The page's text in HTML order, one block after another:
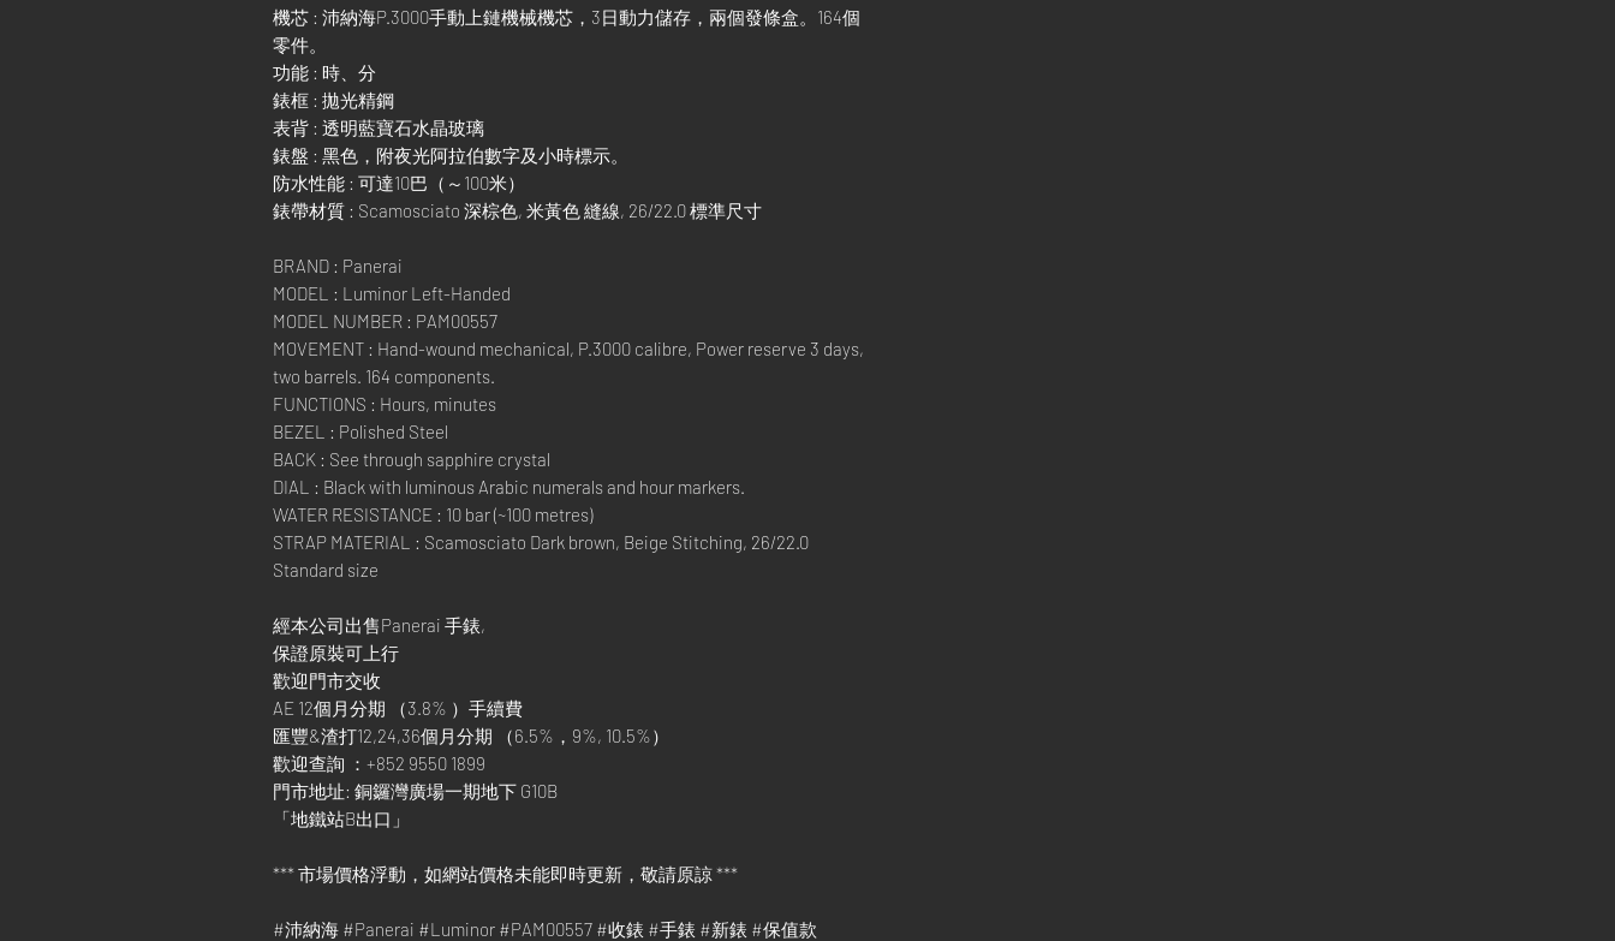
機芯 : 沛納海P.3000手動上鏈機械機芯，3日動力儲存，兩個發條盒。164個
零件。
功能 : 時、分
錶框 : 拋光精鋼
表背 : 透明藍寶石水晶玻璃
錶盤 : 黑色，附夜光阿拉伯數字及小時標示。
防水性能 : 可達10巴（～100米）
錶帶材質 : Scamosciato 深棕色, 米黃色 縫線, 26/22.0 標準尺寸
BRAND : Panerai
MODEL : Luminor Left-Handed
MODEL NUMBER : PAM00557
MOVEMENT : Hand-wound mechanical, P.3000 calibre, Power reserve 3 days,
two barrels. 164 components.
FUNCTIONS : Hours, minutes
BEZEL : Polished Steel
BACK : See through sapphire crystal
DIAL : Black with luminous Arabic numerals and hour markers.
WATER RESISTANCE : 10 bar (~100 metres)
STRAP MATERIAL : Scamosciato Dark brown, Beige Stitching, 26/22.0
Standard size
經本公司出售Panerai 手錶,
保證原裝可上行
歡迎門市交收
AE 12個月分期 （3.8% ）手續費
匯豐&渣打12,24,36個月分期 （6.5%，9%, 10.5%）
歡迎查詢 ：+852 9550 1899
門市地址: 銅鑼灣廣場一期地下 G10B
「地鐵站B出口」
*** 市場價格浮動，如網站價格未能即時更新，敬請原諒 ***
#沛納海 #Panerai #Luminor #PAM00557 #收錶 #手錶 #新錶 #保值款